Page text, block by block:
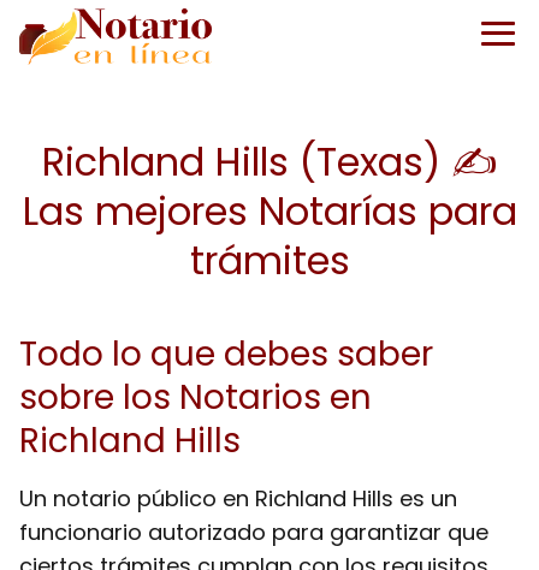
Richland Hills (Texas) ✍️
Las mejores Notarías para
trámites
Todo lo que debes saber
sobre los Notarios en
Richland Hills
Un notario público en Richland Hills es un
funcionario autorizado para garantizar que